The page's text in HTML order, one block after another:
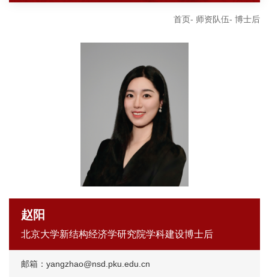
首页- 师资队伍- 博士后
赵阳
北京大学新结构经济学研究院学科建设博士后
邮箱：yangzhao@nsd.pku.edu.cn